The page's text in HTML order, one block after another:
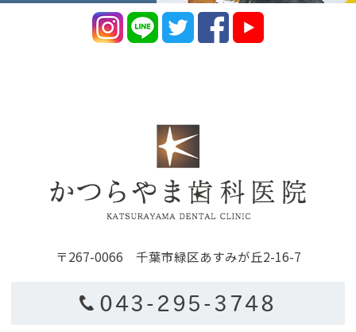
〒267-0066 千葉市緑区あすみが丘2-16-7
043-295-3748